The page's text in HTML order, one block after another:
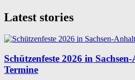
Latest stories
Schützenfeste 2026 in
Termine